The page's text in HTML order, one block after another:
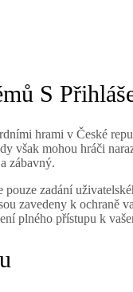
S
hrami v České
však mohou hráči
zábavný.
zadání
zavedeny k
plného přístupu k